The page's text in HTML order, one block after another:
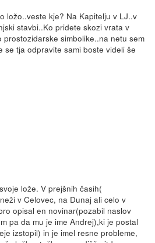
ložo..veste kje? Na Kapitelju v LJ..v
stavbi..Ko pridete skozi vrata v
simbolike..na netu sem
se tja odpravite sami boste videli še
lože. V prejšnih časih(
v Celovec, na Dunaj ali celo v
opisal en novinar(pozabil naslov
pa da mu je ime Andrej),ki je postal
izstopil) in je imel resne probleme,